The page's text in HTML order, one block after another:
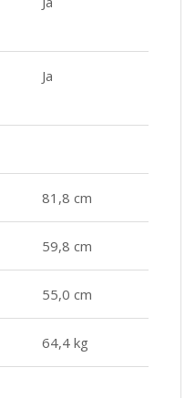
Ja
81,8 cm
59,8 cm
55,0 cm
64,4 kg